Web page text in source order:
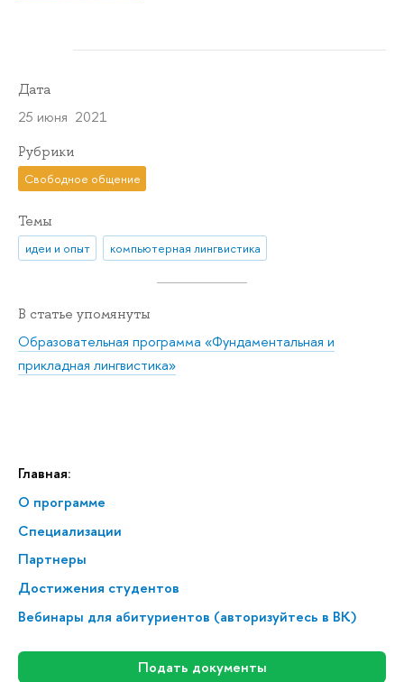
Главная:
О программе
Спе­ци­а­ли­за­ции
Партнеры
Достижения студентов
Вебинары для абитуриентов (авторизуйтесь в ВК)
Подать документы
Дата
25 июня 2021
Рубрики
Свободное общение
Темы
идеи и опыт компьютерная лингвистика
В статье упомянуты
Образовательная программа «Фундаментальная и
прикладная лингвистика»